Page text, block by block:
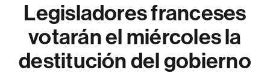
Legisladores franceses
votarán el miércoles la
destitución del gobierno